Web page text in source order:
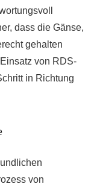
dass die Gänse,
gehalten
von RDS-
in Richtung
von